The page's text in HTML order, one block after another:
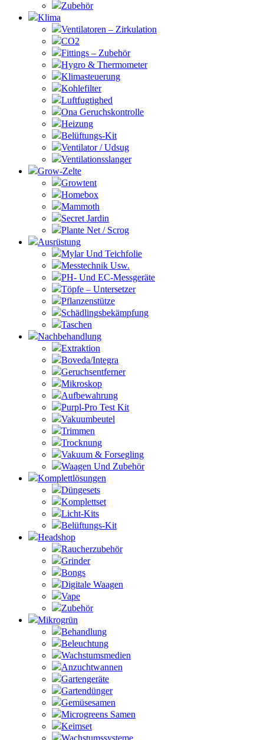
Zubehör
Klima
Ventilatoren – Zirkulation
CO2
Fittings – Zubehör
Hygro & Thermometer
Klimasteuerung
Kohlefilter
Luftfugtighed
Ona Geruchskontrolle
Heizung
Belüftungs-Kit
Ventilator / Udsug
Ventilationsslanger
Grow-Zelte
Growtent
Homebox
Mammoth
Secret Jardin
Plante Net / Scrog
Ausrüstung
Mylar Und Teichfolie
Messtechnik Usw.
PH- Und EC-Messgeräte
Töpfe – Untersetzer
Pflanzenstütze
Schädlingsbekämpfung
Taschen
Nachbehandlung
Extraktion
Boveda/Integra
Geruchsentferner
Mikroskop
Aufbewahrung
Purpl-Pro Test Kit
Vakuumbeutel
Trimmen
Trocknung
Vakuum & Forsegling
Waagen Und Zubehör
Komplettlösungen
Düngesets
Komplettset
Licht-Kits
Belüftungs-Kit
Headshop
Raucherzubehör
Grinder
Bongs
Digitale Waagen
Vape
Zubehör
Mikrogrün
Behandlung
Beleuchtung
Wachstumsmedien
Anzuchtwannen
Gartengeräte
Gartendünger
Gemüsesamen
Microgreens Samen
Keimset
Wachstumssysteme